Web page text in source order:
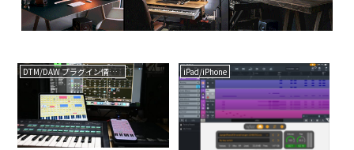
DTM/DAW プラグイン情報（VST AU AAX） iPad/iPhone